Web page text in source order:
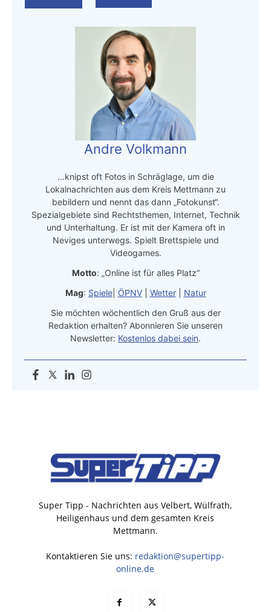
Andre Volkmann
…knipst oft Fotos in Schräglage, um die
Lokalnachrichten aus dem Kreis Mettmann zu
bebildern und nennt das dann „Fotokunst“.
Spezialgebiete sind Rechtsthemen, Internet, Technik
und Unterhaltung. Er ist mit der Kamera oft in
Neviges unterwegs. Spielt Brettspiele und
Videogames.
Motto: „Online ist für alles Platz“
Mag: Spiele| ÖPNV| Wetter| Natur
Sie möchten wöchentlich den Gruß aus der
Redaktion erhalten? Abonnieren Sie unseren
Newsletter: Kostenlos dabei sein.
Super Tipp - Nachrichten aus Velbert, Wülfrath,
Heiligenhaus und dem gesamten Kreis
Mettmann.
Kontaktieren Sie uns: redaktion@supertipp-
online.de